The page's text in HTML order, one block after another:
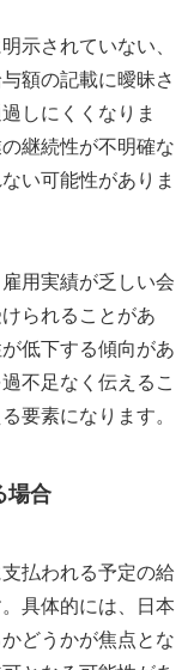
示されていない、
額の記載に曖昧さ
しにくくなりま
継続性が不明確な
い可能性がありま
用実績が乏しい会
られることがあ
低下する傾向があ
不足なく伝えるこ
要素になります。
場合
払われる予定の給
具体的には、日本
どうかが焦点とな